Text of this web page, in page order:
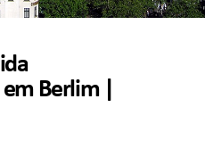
Berlim |